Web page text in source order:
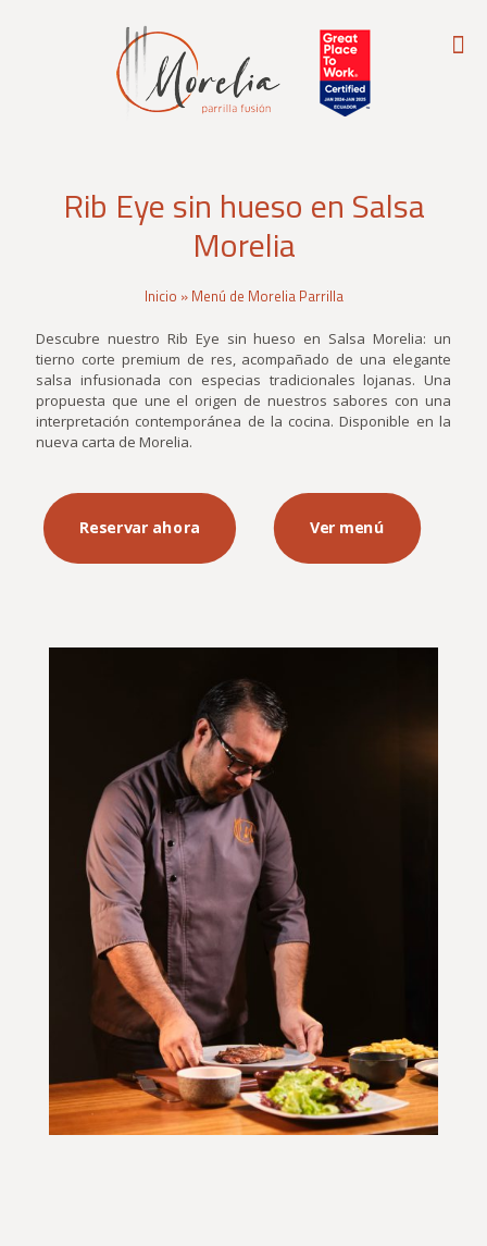
Rib Eye sin hueso en Salsa
Morelia
Inicio » Menú de Morelia Parrilla
Descubre nuestro Rib Eye sin hueso en Salsa Morelia: un
tierno corte premium de res, acompañado de una elegante
salsa infusionada con especias tradicionales lojanas. Una
propuesta que une el origen de nuestros sabores con una
interpretación contemporánea de la cocina. Disponible en la
nueva carta de Morelia.
Reservar ahora Ver menú